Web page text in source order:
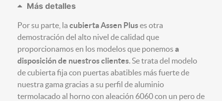
Más detalles
Por su parte, la cubierta Assen Pluses otra
demostración del alto nivel de calidad que
proporcionamos en los modelos que ponemosa
disposición de nuestros clientes . Se trata del modelo
de cubierta fija con puertas abatibles más fuerte de
nuestra gama gracias a su perfil de aluminio
termolacado al horno con aleación 6060 con un pero de